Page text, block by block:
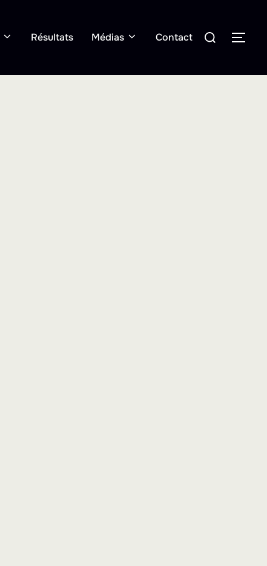
Résultats Médias Contact
Rechercher :